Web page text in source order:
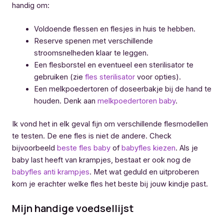
handig om:
Voldoende flessen en flesjes in huis te hebben.
Reserve spenen met verschillende
stroomsnelheden klaar te leggen.
Een flesborstel en eventueel een sterilisator te
gebruiken (zie fles sterilisatorvoor opties).
Een melkpoedertoren of doseerbakje bij de hand te
houden. Denk aan melkpoedertoren baby.
Ik vond het in elk geval fijn om verschillende flesmodellen
te testen. De ene fles is niet de andere. Check
bijvoorbeeld beste fles baby of babyfles kiezen. Als je
baby last heeft van krampjes, bestaat er ook nog de
babyfles anti krampjes. Met wat geduld en uitproberen
kom je erachter welke fles het beste bij jouw kindje past.
Mijn handige voedsellijst